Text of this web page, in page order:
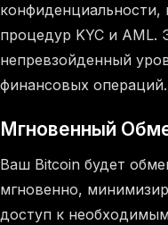
конфиденциальности,
процедур KYC и AML.
непревзойденный
финансовых операций.
Мгновенный
Ваш Bitcoin будет
мгновенно,
доступ к